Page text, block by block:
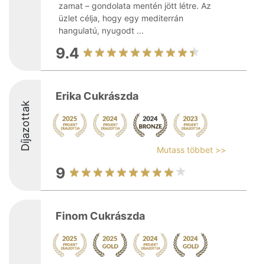
zamat – gondolata mentén jött létre. Az
üzlet célja, hogy egy mediterrán
hangulatú, nyugodt ...
9.4
Díjazottak
Erika Cukrászda
Mutass többet >>
9
Finom Cukrászda